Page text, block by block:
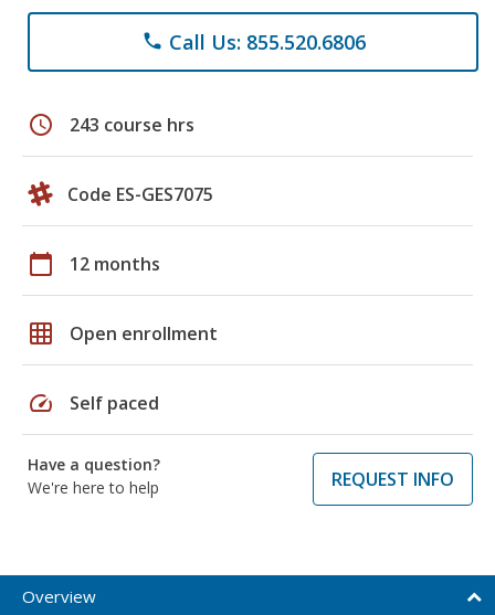
phone Call Us: 855.520.6806
schedule 243 course hrs
Code ES-GES7075
calendar_today 12 months
grid_on Open enrollment
speed Self paced
Have a question?
We're here to help
REQUEST INFO
Overview